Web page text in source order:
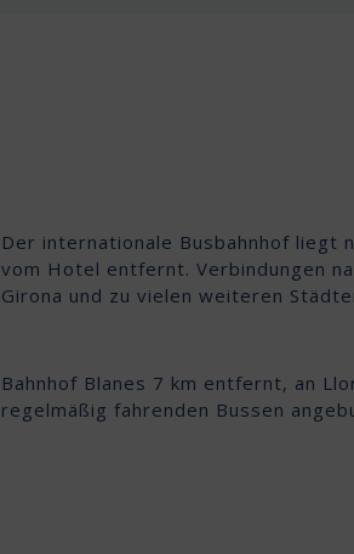
Der internationale Busbahnhof liegt
vom Hotel entfernt. Verbindungen
Girona und zu vielen weiteren
Bahnhof Blanes 7 km entfernt, an
regelmäßig fahrenden Bussen